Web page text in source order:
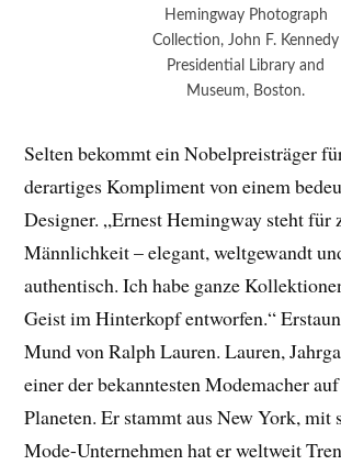
Hemingway Photograph
Collection, John F. Kennedy
Presidential Library and
Museum, Boston.
Selten bekommt ein Nobelpreisträger
derartiges Kompliment von einem
Designer. „Ernest Hemingway steht für
Männlichkeit – elegant, weltgewandt
authentisch. Ich habe ganze
Geist im Hinterkopf entworfen.“
Mund von Ralph Lauren. Lauren,
einer der bekanntesten Modemacher
Planeten. Er stammt aus New York, mit
Mode-Unternehmen hat er weltweit